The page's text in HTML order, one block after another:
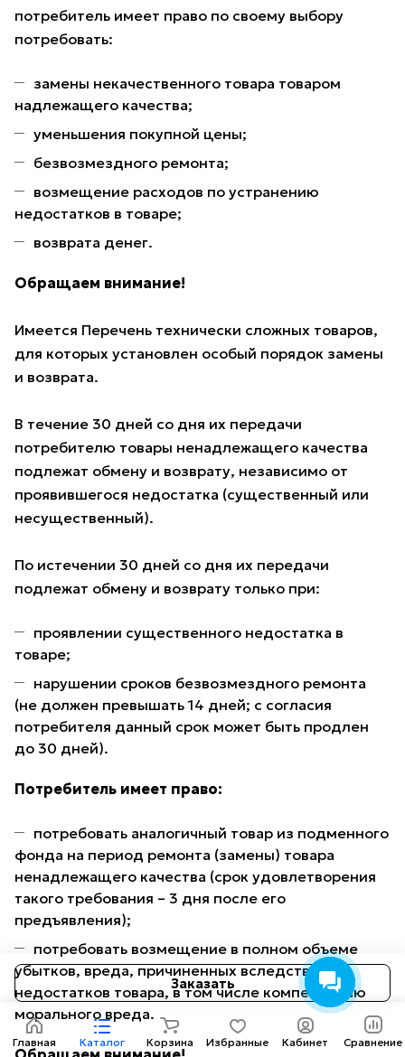
Заказать
потребитель имеет право по своему выбору
потребовать:
замены некачественного товара товаром
надлежащего качества;
уменьшения покупной цены;
безвозмездного ремонта;
возмещение расходов по устранению
недостатков в товаре;
возврата денег.
Обращаем внимание!
Имеется Перечень технически сложных товаров,
для которых установлен особый порядок замены
и возврата.
В течение 30 дней со дня их передачи
потребителю товары ненадлежащего качества
подлежат обмену и возврату, независимо от
проявившегося недостатка (существенный или
несущественный).
По истечении 30 дней со дня их передачи
подлежат обмену и возврату только при:
проявлении существенного недостатка в
товаре;
нарушении сроков безвозмездного ремонта
(не должен превышать 14 дней; с согласия
потребителя данный срок может быть продлен
до 30 дней).
Потребитель имеет право:
потребовать аналогичный товар из подменного
фонда на период ремонта (замены) товара
ненадлежащего качества (срок удовлетворения
такого требования – 3 дня после его
предъявления);
потребовать возмещение в полном объеме
убытков, вреда, причиненных вследствие
недостатков товара, в том числе компенсацию
морального вреда.
Главная Каталог Корзина Избранные Кабинет Сравнение